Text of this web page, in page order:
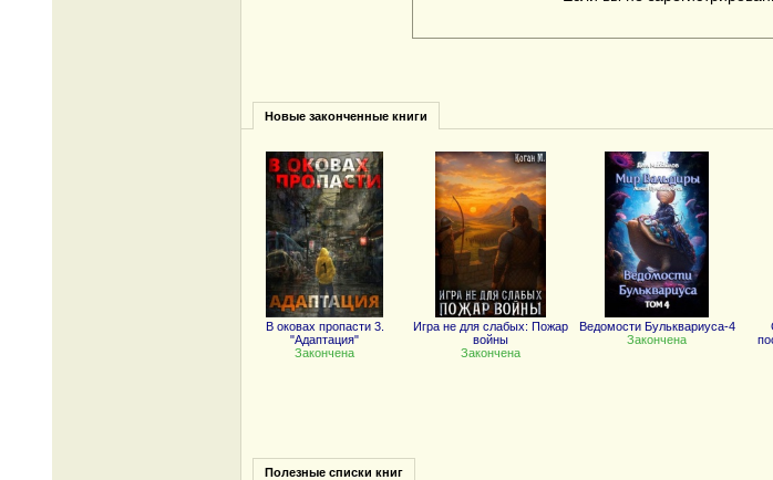
Новые законченные книги
В оковах пропасти 3.
"Адаптация"
Закончена
Игра не для слабых: Пожар
войны
Закончена
Ведомости Бульквариуса-4
Закончена
Полезные списки книг